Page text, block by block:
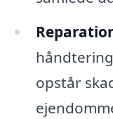
opstår